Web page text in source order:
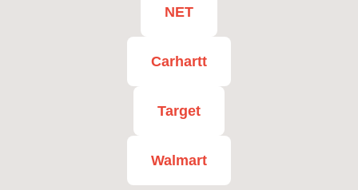
NET
Carhartt
Target
Walmart